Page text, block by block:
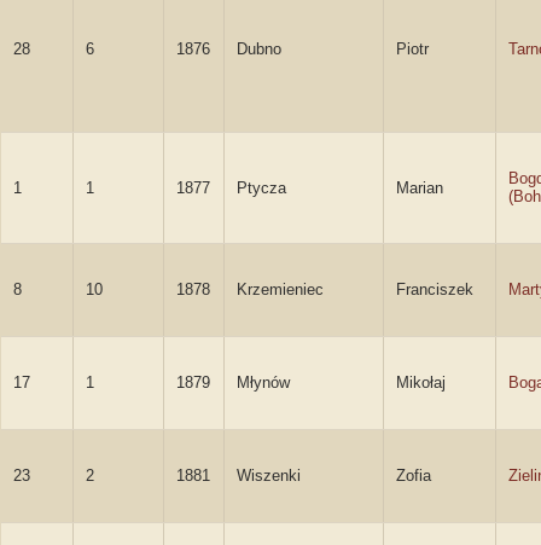
28 6 1876 Dubno Piotr
1 1 1877 Ptycza Marian
8 10 1878 Krzemieniec Franciszek
17 1 1879 Młynów Mikołaj
23 2 1881 Wiszenki Zofia